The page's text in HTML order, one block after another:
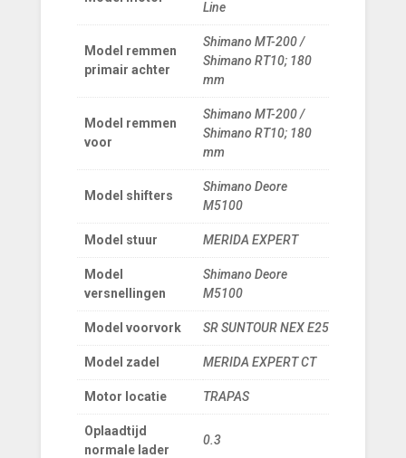
Line
Model remmen
primair achter
Shimano MT-200 /
Shimano RT10; 180
mm
Model remmen
voor
Shimano MT-200 /
Shimano RT10; 180
mm
Model shifters
Shimano Deore
M5100
Model stuur MERIDA EXPERT
Model
versnellingen
Shimano Deore
M5100
Model voorvork SR SUNTOUR NEX E25
Model zadel MERIDA EXPERT CT
Motor locatie TRAPAS
Oplaadtijd
normale lader
0.3